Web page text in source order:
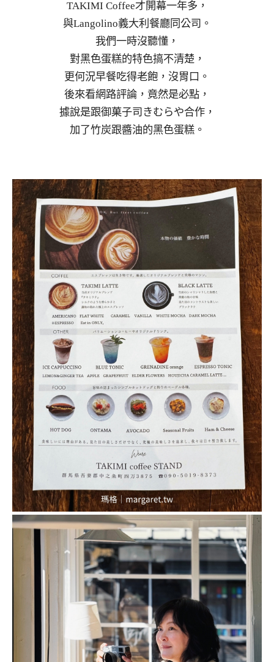
TAKIMI Coffee才開幕一年多，
與Langolino義大利餐廳同公司。
我們一時沒聽懂，
對黑色蛋糕的特色搞不清楚，
更何況早餐吃得老飽，沒胃口。
後來看網路評論，竟然是必點，
據說是跟御菓子司きむらや合作，
加了竹炭跟醬油的黑色蛋糕。